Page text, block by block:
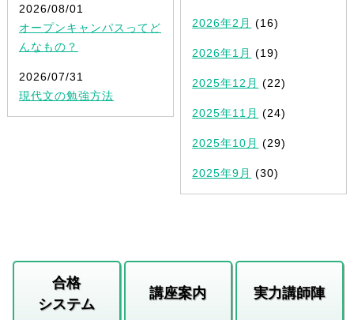
2026/08/01
オープンキャンパスってど
んなもの？
2026/07/31
現代文の勉強方法
2026年2月 (16)
2026年1月 (19)
2025年12月 (22)
2025年11月 (24)
2025年10月 (29)
2025年9月 (30)
合格
システム
講座案内 実力講師陣